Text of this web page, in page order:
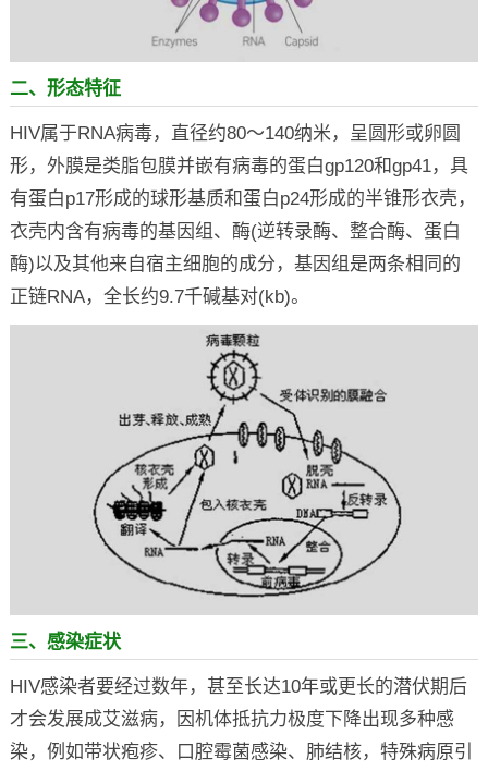
二、形态特征
HIV属于RNA病毒，直径约80～140纳米，呈圆形或卵圆
形，外膜是类脂包膜并嵌有病毒的蛋白gp120和gp41，具
有蛋白p17形成的球形基质和蛋白p24形成的半锥形衣壳，
衣壳内含有病毒的基因组、酶(逆转录酶、整合酶、蛋白
酶)以及其他来自宿主细胞的成分，基因组是两条相同的
正链RNA，全长约9.7千碱基对(kb)。
三、感染症状
HIV感染者要经过数年，甚至长达10年或更长的潜伏期后
才会发展成艾滋病，因机体抵抗力极度下降出现多种感
染，例如带状疱疹、口腔霉菌感染、肺结核，特殊病原引